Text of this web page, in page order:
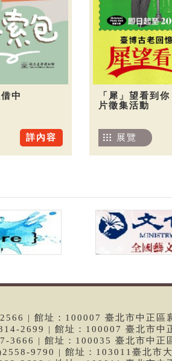
中
詳內容
「犀」望看到
片徵集活動
展覽
| 館址：100007 臺北市中正區
2699 | 館址：100007 臺北市中
3666 | 館址：100035 臺北市中正
9790 | 館址：103011臺北市